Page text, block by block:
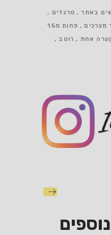
באתר
טרנדים
פחות מ15
אחת
רוטב